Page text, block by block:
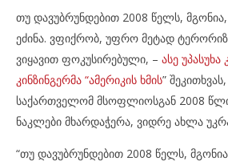
თუ დავუბრუნდებით 2008 წელს,
ეძინა. ვფიქრობ, უფრო მეტად
ვიყავით ფოკუსირებული, – ასე
კინზინგერმა “ამერიკის ხმის”
საქართველომ მსოფლიოსგან 2008
ნაკლები მხარდაჭერა, ვიდრე ახლა
“თუ დავუბრუნდებით 2008 წელს,